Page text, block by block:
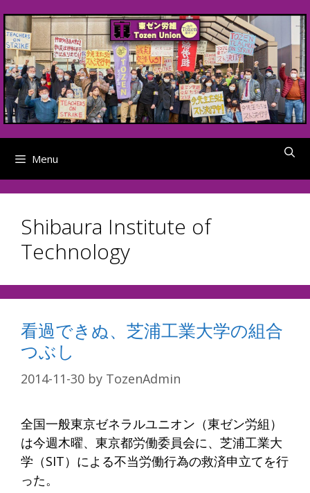
to
content
Menu
Shibaura Institute of
Technology
看過できぬ、芝浦工業大学の組合
つぶし
2014-11-30 by TozenAdmin
全国一般東京ゼネラルユニオン（東ゼン労組）
は今週木曜、東京都労働委員会に、芝浦工業大
学（SIT）による不当労働行為の救済申立てを行
った。